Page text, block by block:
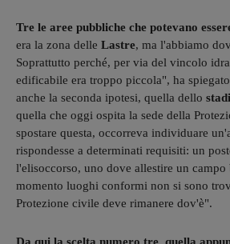
Tre le aree pubbliche che potevano
era la zona delle Lastre, ma l'abbiamo
Soprattutto perché, per via del vincolo
edificabile era troppo piccola", ha
anche la seconda ipotesi, quella dello
quella che oggi ospita la sede della
spostare questa, occorreva individuare
rispondesse a determinati requisiti: un
l'elisoccorso, uno dove allestire un campo
momento luoghi conformi non si sono
Protezione civile deve rimanere dov'è".